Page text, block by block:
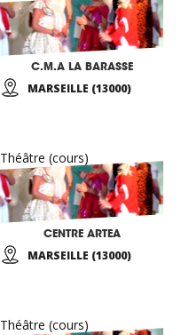
C.M.A LA BARASSE
MARSEILLE (13000)
Théâtre (cours)
CENTRE ARTEA
MARSEILLE (13000)
Théâtre (cours)